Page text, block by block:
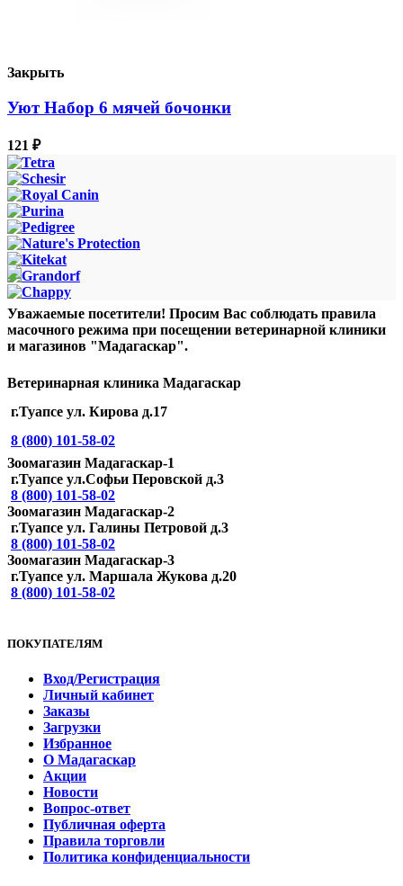
Закрыть
Уют Набор 6 мячей бочонки
121 ₽
Уважаемые посетители! Просим Вас соблюдать правила
масочного режима при посещении ветеринарной клиники
и магазинов "Мадагаскар".
Ветеринарная клиника Мадагаскар
г.Туапсе ул. Кирова д.17
8 (800) 101-58-02
Зоомагазин Мадагаскар-1
г.Туапсе ул.Софьи Перовской д.3
8 (800) 101-58-02
Зоомагазин Мадагаскар-2
г.Туапсе ул. Галины Петровой д.3
8 (800) 101-58-02
Зоомагазин Мадагаскар-3
г.Туапсе ул. Маршала Жукова д.20
8 (800) 101-58-02
ПОКУПАТЕЛЯМ
Вход/Регистрация
Личный кабинет
Заказы
Загрузки
Избранное
О Мадагаскар
Акции
Новости
Вопрос-ответ
Публичная оферта
Правила торговли
Политика конфиденциальности